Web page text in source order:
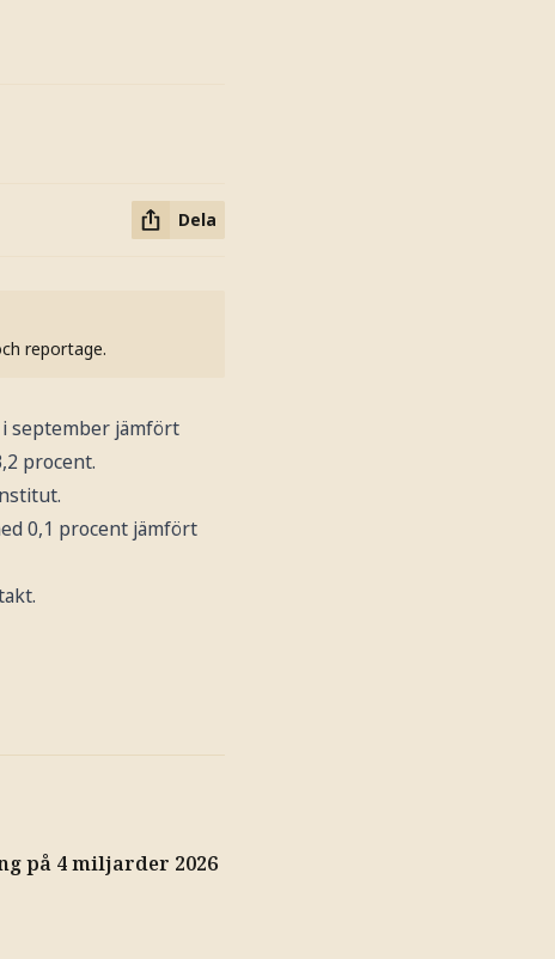
Dela
reportage.
september jämfört
procent.
0,1 procent jämfört
på 4 miljarder 2026